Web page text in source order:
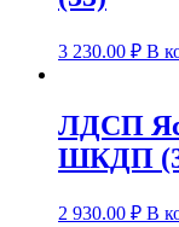
3 230.00 ₽ В
ЛДСП
ШКДП
2 930.00 ₽ В